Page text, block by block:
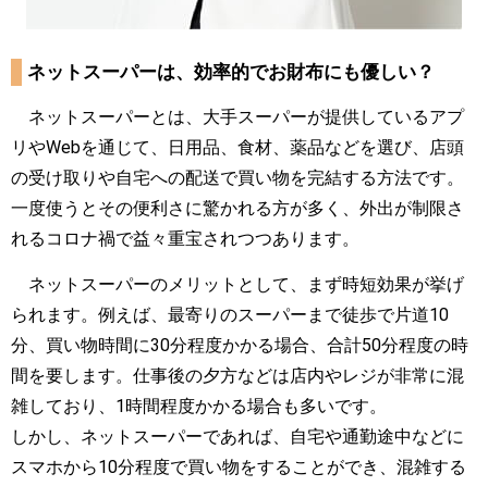
ネットスーパーは、効率的でお財布にも優しい？
ネットスーパーとは、大手スーパーが提供しているアプ
リやWebを通じて、日用品、食材、薬品などを選び、店頭
の受け取りや自宅への配送で買い物を完結する方法です。
一度使うとその便利さに驚かれる方が多く、外出が制限さ
れるコロナ禍で益々重宝されつつあります。
ネットスーパーのメリットとして、まず時短効果が挙げ
られます。例えば、最寄りのスーパーまで徒歩で片道10
分、買い物時間に30分程度かかる場合、合計50分程度の時
間を要します。仕事後の夕方などは店内やレジが非常に混
雑しており、1時間程度かかる場合も多いです。
しかし、ネットスーパーであれば、自宅や通勤途中などに
スマホから10分程度で買い物をすることができ、混雑する